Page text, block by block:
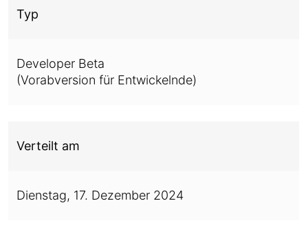
Typ
Developer Beta
(Vorabversion für Entwickelnde)
Verteilt am
Dienstag, 17. Dezember 2024